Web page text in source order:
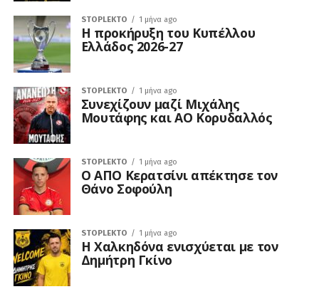
STOPLEKTO 1 μήνα ago
Η προκήρυξη του Κυπέλλου
Ελλάδος 2026-27
STOPLEKTO 1 μήνα ago
Συνεχίζουν μαζί Μιχάλης
Μουτάφης και ΑΟ Κορυδαλλός
STOPLEKTO 1 μήνα ago
Ο ΑΠΟ Κερατσίνι απέκτησε τον
Θάνο Σοφούλη
STOPLEKTO 1 μήνα ago
Η Χαλκηδόνα ενισχύεται με τον
Δημήτρη Γκίνο